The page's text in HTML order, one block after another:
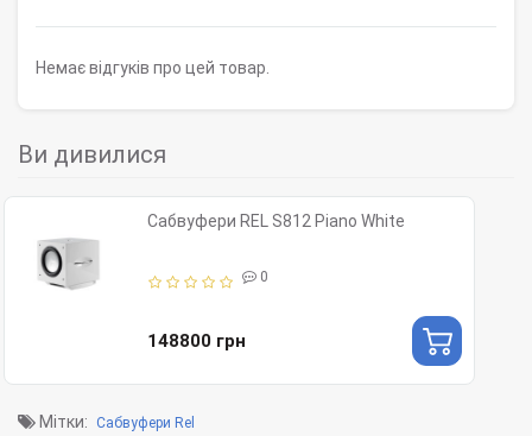
Немає відгуків про цей товар.
Ви дивилися
Сабвуфери REL S812 Piano White
0
148800 грн
Мітки: Сабвуфери Rel